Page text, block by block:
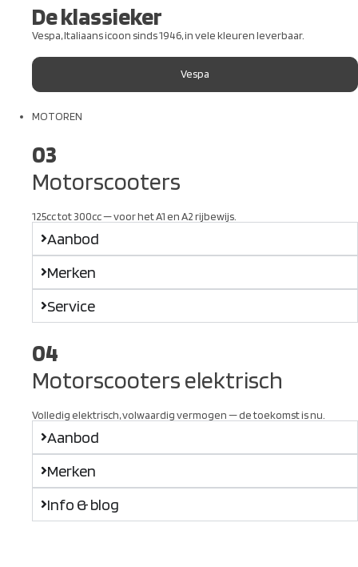
De klassieker
Vespa, Italiaans icoon sinds 1946, in vele kleuren leverbaar.
Vespa
MOTOREN
03
Motorscooters
125cc tot 300cc — voor het A1 en A2 rijbewijs.
Aanbod
Merken
Service
04
Motorscooters elektrisch
Volledig elektrisch, volwaardig vermogen — de toekomst is nu.
Aanbod
Merken
Info & blog